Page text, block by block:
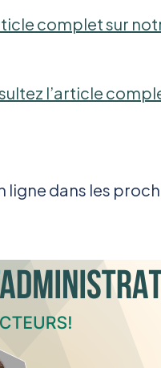
complet sur
l’article
ligne dans les